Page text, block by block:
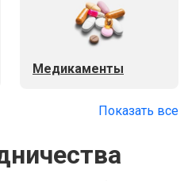
Медикаменты
Показать все